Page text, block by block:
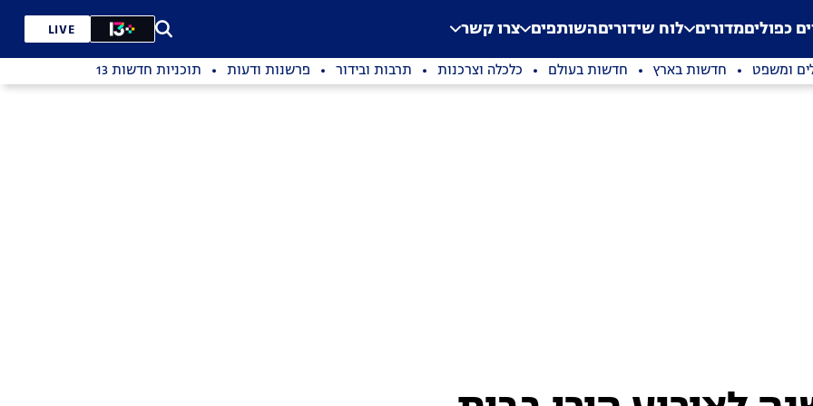
Application error: a
. כפוליםמדורים לוח שידוריםהשותפים צרו קשר LIVE
ומשפט חדשות בארץ חדשות בעולם כלכלה וצרכנות תרבות ובידור פרשנות ודעות תוכניות חדשות 13